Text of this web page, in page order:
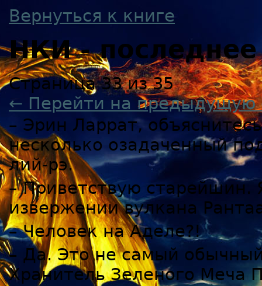
Вернуться к книге
НКИ - последнее
Страница 33 из 35
← Перейти на предыдущую
– Эрин Ларрат,
несколько озадаченный
лий-рэ.
– Приветствую старейшин.
извержении вулкана
– Человек на Аделе?!
– Да. Это не самый
Хранитель Зеленого Меча